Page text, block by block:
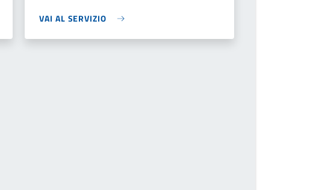
VAI AL SERVIZIO